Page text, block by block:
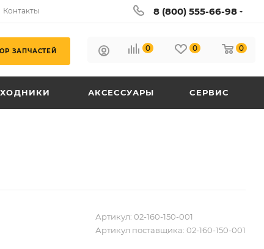
Контакты 8 (800) 555-66-98
ЗАПЧАСТЕЙ 0 0 0
АКСЕССУАРЫ СЕРВИС
Артикул: 02-160-150-001
Артикул поставщика: 02-160-150-001